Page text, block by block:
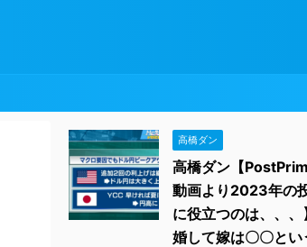
高橋ダン
高橋ダン【
動画より2023年の
に役立つのは、、、
婚して嫁は〇〇とい